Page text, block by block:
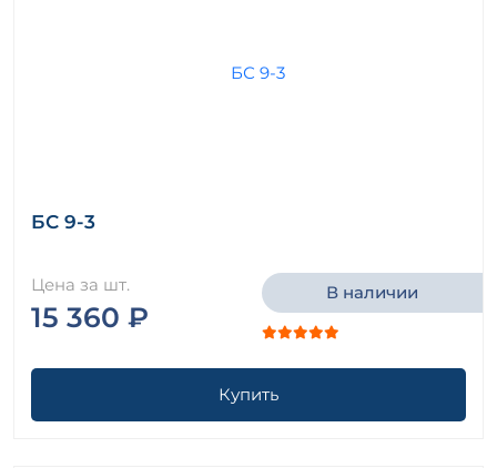
БС 9-3
Цена за шт.
15 360 ₽
В наличии
Купить